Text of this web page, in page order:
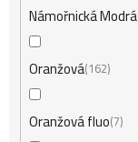
Námořnická Modrá
Oranžová 162
Oranžová fluo 7